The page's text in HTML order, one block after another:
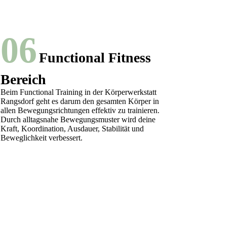
06 Functional Fitness
Bereich
Beim Functional Training in der Körperwerkstatt
Rangsdorf geht es darum den gesamten Körper in
allen Bewegungsrichtungen effektiv zu trainieren.
Durch alltagsnahe Bewegungsmuster wird deine
Kraft, Koordination, Ausdauer, Stabilität und
Beweglichkeit verbessert.